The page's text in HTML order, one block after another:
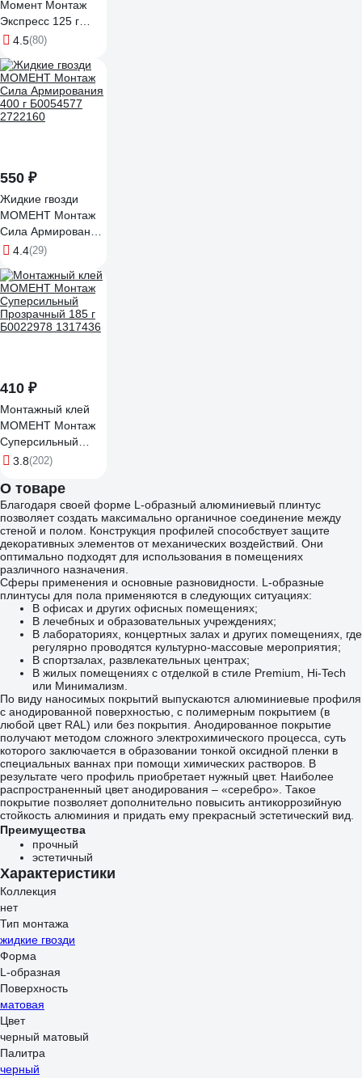
Момент Монтаж
Экспресс 125 г
697141
4.5(80)
550 ₽
Жидкие гвозди
МОМЕНТ Монтаж
Сила Армирования
400 г Б0054577
4.4(29)
410 ₽
Монтажный клей
МОМЕНТ Монтаж
Суперсильный
Прозрачный 185 г
3.8(202)
О товаре
Благодаря своей форме L-образный алюминиевый плинтус
позволяет создать максимально органичное соединение между
стеной и полом. Конструкция профилей способствует защите
декоративных элементов от механических воздействий. Они
оптимально подходят для использования в помещениях
различного назначения.
Сферы применения и основные разновидности. L-образные
плинтусы для пола применяются в следующих ситуациях:
В офисах и других офисных помещениях;
В лечебных и образовательных учреждениях;
В лабораториях, концертных залах и других помещениях, где
регулярно проводятся культурно-массовые мероприятия;
В спортзалах, развлекательных центрах;
В жилых помещениях с отделкой в стиле Premium, Hi-Tech
или Минимализм.
По виду наносимых покрытий выпускаются алюминиевые профиля
с анодированной поверхностью, с полимерным покрытием (в
любой цвет RAL) или без покрытия. Анодированное покрытие
получают методом сложного электрохимического процесса, суть
которого заключается в образовании тонкой оксидной пленки в
специальных ваннах при помощи химических растворов. В
результате чего профиль приобретает нужный цвет. Наиболее
распространенный цвет анодирования – «серебро». Такое
покрытие позволяет дополнительно повысить антикоррозийную
стойкость алюминия и придать ему прекрасный эстетический вид.
Преимущества
прочный
эстетичный
Характеристики
Коллекция
нет
Тип монтажа
жидкие гвозди
Форма
L-образная
Поверхность
матовая
Цвет
черный матовый
Палитра
черный